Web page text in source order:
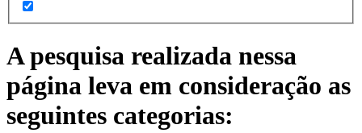
A pesquisa realizada nessa
página leva em consideração as
seguintes categorias: